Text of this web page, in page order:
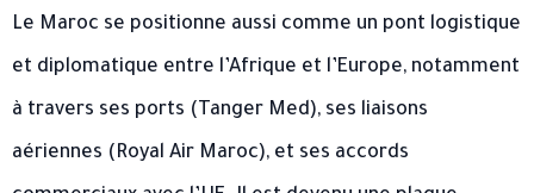
Le Maroc se positionne aussi comme un pont logistique
et diplomatique entre l’Afrique et l’Europe, notamment
à travers ses ports (Tanger Med), ses liaisons
aériennes (Royal Air Maroc), et ses accords